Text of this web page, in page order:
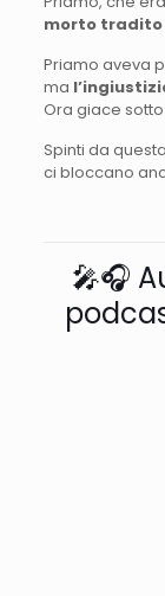
morto tradito
Priamo aveva
ma
Ora giace
Spinti da
ci bloccano
🎤🎧